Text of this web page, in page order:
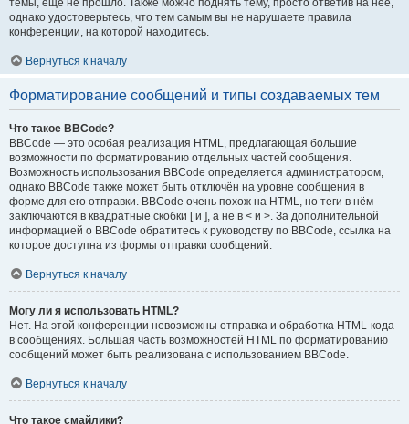
темы, ещё не прошло. Также можно поднять тему, просто ответив на неё,
однако удостоверьтесь, что тем самым вы не нарушаете правила
конференции, на которой находитесь.
Вернуться к началу
Форматирование сообщений и типы создаваемых тем
Что такое BBCode?
BBCode — это особая реализация HTML, предлагающая большие
возможности по форматированию отдельных частей сообщения.
Возможность использования BBCode определяется администратором,
однако BBCode также может быть отключён на уровне сообщения в
форме для его отправки. BBCode очень похож на HTML, но теги в нём
заключаются в квадратные скобки [ и ], а не в < и >. За дополнительной
информацией о BBCode обратитесь к руководству по BBCode, ссылка на
которое доступна из формы отправки сообщений.
Вернуться к началу
Могу ли я использовать HTML?
Нет. На этой конференции невозможны отправка и обработка HTML-кода
в сообщениях. Большая часть возможностей HTML по форматированию
сообщений может быть реализована с использованием BBCode.
Вернуться к началу
Что такое смайлики?